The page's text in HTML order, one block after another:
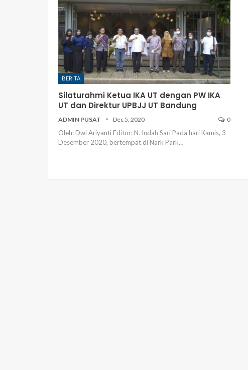
BERITA
Silaturahmi Ketua IKA UT dengan PW IKA
UT dan Direktur UPBJJ UT Bandung
ADMIN PUSAT Dec 5, 2020 0
Oleh: Dwi Ariyanti Editor: N. Indah Sari Pada hari Kamis, 3
Desember 2020, bertempat di Nark Park…